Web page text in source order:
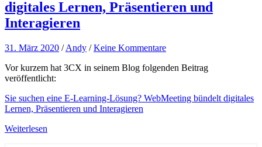
digitales Lernen, Präsentieren und
Interagieren
31. März 2020 /Andy /Keine Kommentare
Vor kurzem hat 3CX in seinem Blog folgenden Beitrag
veröffentlicht:
Sie suchen eine E-Learning-Lösung? WebMeeting bündelt digitales
Lernen, Präsentieren und Interagieren
Weiterlesen